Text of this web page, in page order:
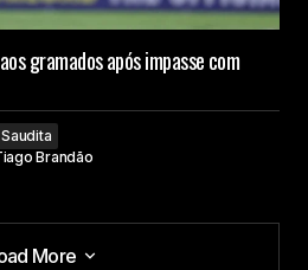
gramados após impasse com
Brandão
More